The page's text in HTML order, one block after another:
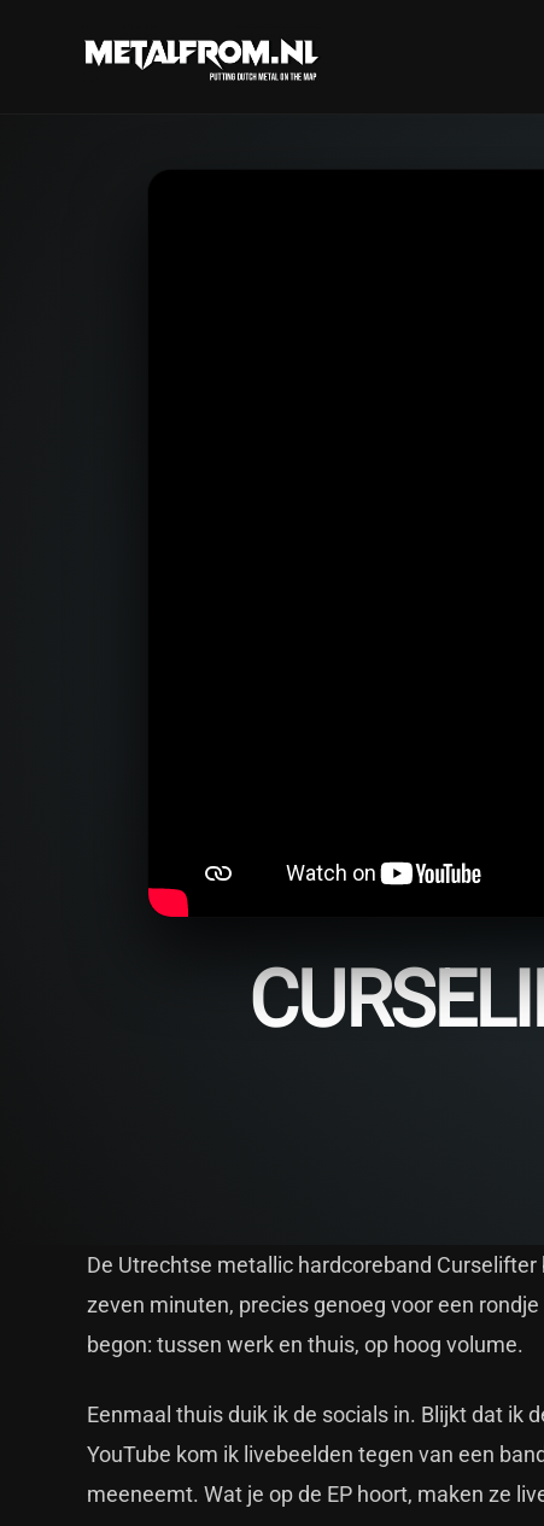
De Utrechtse metallic hardcoreband
zeven minuten, precies genoeg voor een
begon: tussen werk en thuis, op hoog volume.
Eenmaal thuis duik ik de socials in. Blijkt dat ik
YouTube kom ik livebeelden tegen van een
meeneemt. Wat je op de EP hoort, maken ze